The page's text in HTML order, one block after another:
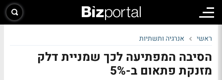
ראשי אנרגיה ותשתיות
הסיבה המפתיעה לכך שמניית דלק
מזנקת פתאום ב-5%